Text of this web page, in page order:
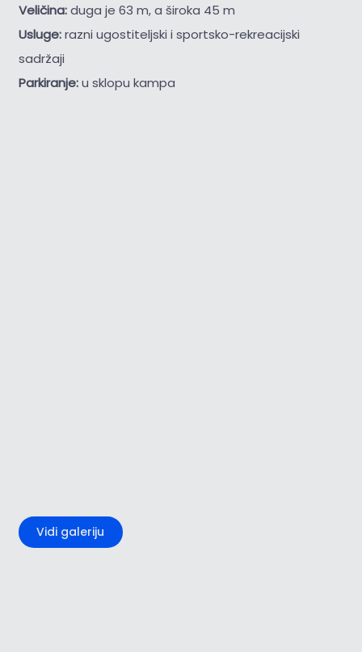
Veličina:duga je 63 m, a široka 45 m
Usluge:razni ugostiteljski i sportsko-rekreacijski
sadržaji
Parkiranje:u sklopu kampa
Vidi galeriju